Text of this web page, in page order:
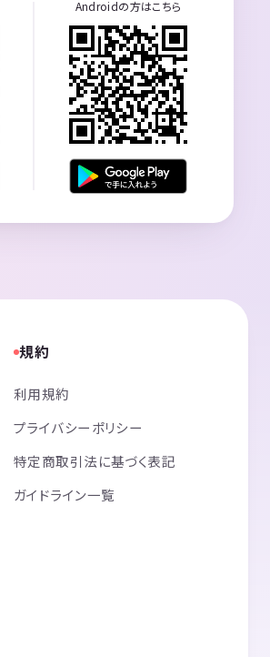
Androidの方はこちら
規約
利用規約
プライバシーポリシー
特定商取引法に基づく表記
ガイドライン一覧